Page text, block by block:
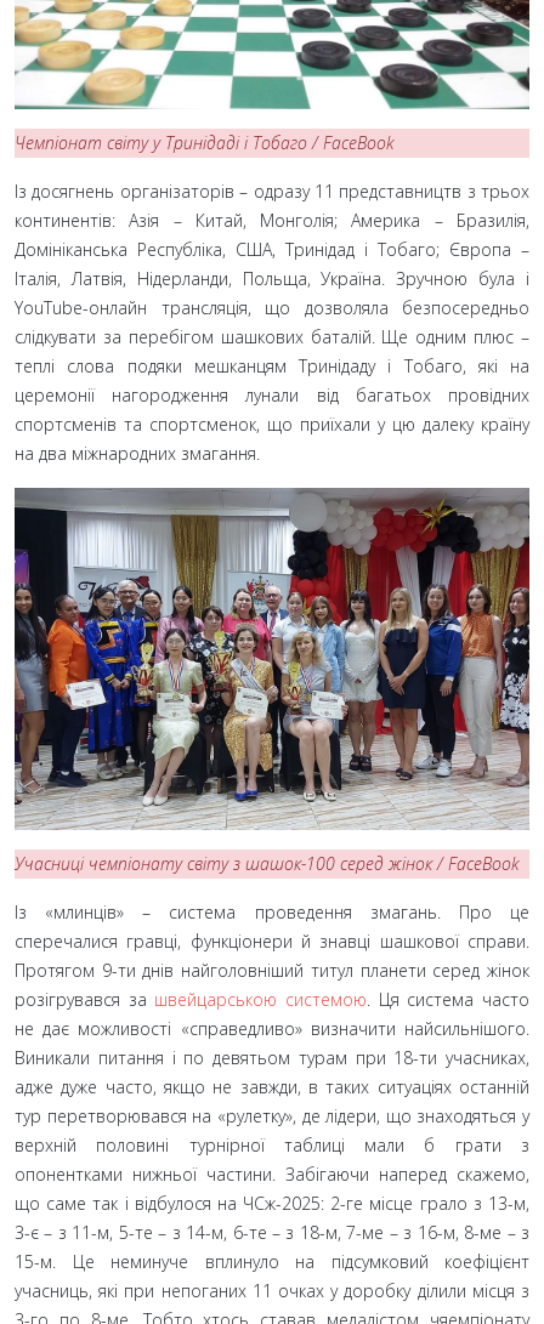
Чемпіонат світу у Тринідаді і Тобаго / FaceBook
Із досягнень організаторів – одразу 11 представництв з трьох
континентів: Азія – Китай, Монголія; Америка – Бразилія,
Домініканська Республіка, США, Тринідад і Тобаго; Європа –
Італія, Латвія, Нідерланди, Польща, Україна. Зручною була і
YouTube-онлайн трансляція, що дозволяла безпосередньо
слідкувати за перебігом шашкових баталій. Ще одним плюс –
теплі слова подяки мешканцям Тринідаду і Тобаго, які на
церемонії нагородження лунали від багатьох провідних
спортсменів та спортсменок, що приїхали у цю далеку країну
на два міжнародних змагання.
Учасниці чемпіонату світу з шашок-100 серед жінок / FaceBook
Із «млинців» – система проведення змагань. Про це
сперечалися гравці, функціонери й знавці шашкової справи.
Протягом 9-ти днів найголовніший титул планети серед жінок
розігрувався за швейцарською системою. Ця система часто
не дає можливості «справедливо» визначити найсильнішого.
Виникали питання і по девятьом турам при 18-ти учасниках,
адже дуже часто, якщо не завжди, в таких ситуаціях останній
тур перетворювався на «рулетку», де лідери, що знаходяться у
верхній половині турнірної таблиці мали б грати з
опонентками нижньої частини. Забігаючи наперед скажемо,
що саме так і відбулося на ЧСж-2025: 2-ге місце грало з 13-м,
3-є – з 11-м, 5-те – з 14-м, 6-те – з 18-м, 7-ме – з 16-м, 8-ме – з
15-м. Це неминуче вплинуло на підсумковий коефіцієнт
учасниць, які при непоганих 11 очках у доробку ділили місця з